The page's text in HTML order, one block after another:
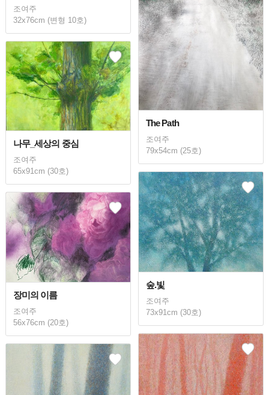
조여주
32x76cm (변형 10호)
The Path
조여주
79x54cm (25호)
나무_세상의 중심
조여주
65x91cm (30호)
숲.빛
조여주
73x91cm (30호)
장미의 이름
조여주
56x76cm (20호)